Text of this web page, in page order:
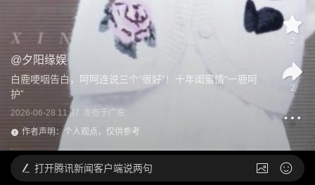
@夕阳缘娱
白鹿哽咽告白，呵呵连说三个“很好”！十年闺蜜情“一鹿呵
护”
2026-06-28 11:07 发布于 广东
作者声明：个人观点，仅供参考
2
2
打开腾讯新闻客户端说两句